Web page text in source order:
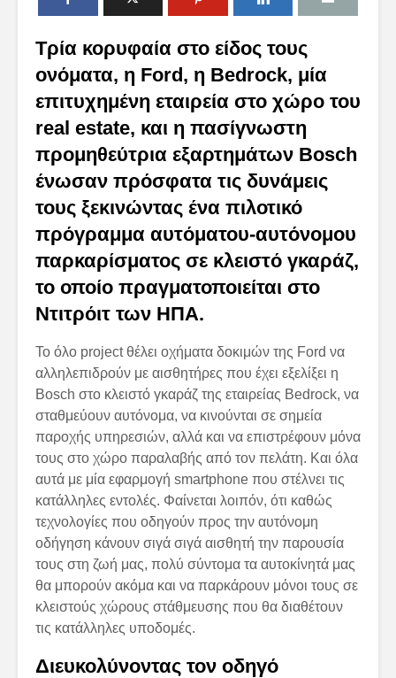
Τρία κορυφαία στο είδος τους
ονόματα, η Ford, η Bedrock, μία
επιτυχημένη εταιρεία στο χώρο του
real estate, και η πασίγνωστη
προμηθεύτρια εξαρτημάτων Bosch
ένωσαν πρόσφατα τις δυνάμεις
τους ξεκινώντας ένα πιλοτικό
πρόγραμμα αυτόματου-αυτόνομου
παρκαρίσματος σε κλειστό γκαράζ,
το οποίο πραγματοποιείται στο
Ντιτρόιτ των ΗΠΑ.
Το όλο project θέλει οχήματα δοκιμών της Ford να
αλληλεπιδρούν με αισθητήρες που έχει εξελίξει η
Bosch στο κλειστό γκαράζ της εταιρείας Bedrock, να
σταθμεύουν αυτόνομα, να κινούνται σε σημεία
παροχής υπηρεσιών, αλλά και να επιστρέφουν μόνα
τους στο χώρο παραλαβής από τον πελάτη. Και όλα
αυτά με μία εφαρμογή smartphone που στέλνει τις
κατάλληλες εντολές. Φαίνεται λοιπόν, ότι καθώς
τεχνολογίες που οδηγούν προς την αυτόνομη
οδήγηση κάνουν σιγά σιγά αισθητή την παρουσία
τους στη ζωή μας, πολύ σύντομα τα αυτοκίνητά μας
θα μπορούν ακόμα και να παρκάρουν μόνοι τους σε
κλειστούς χώρους στάθμευσης που θα διαθέτουν
τις κατάλληλες υποδομές.
Διευκολύνοντας τον οδηγό